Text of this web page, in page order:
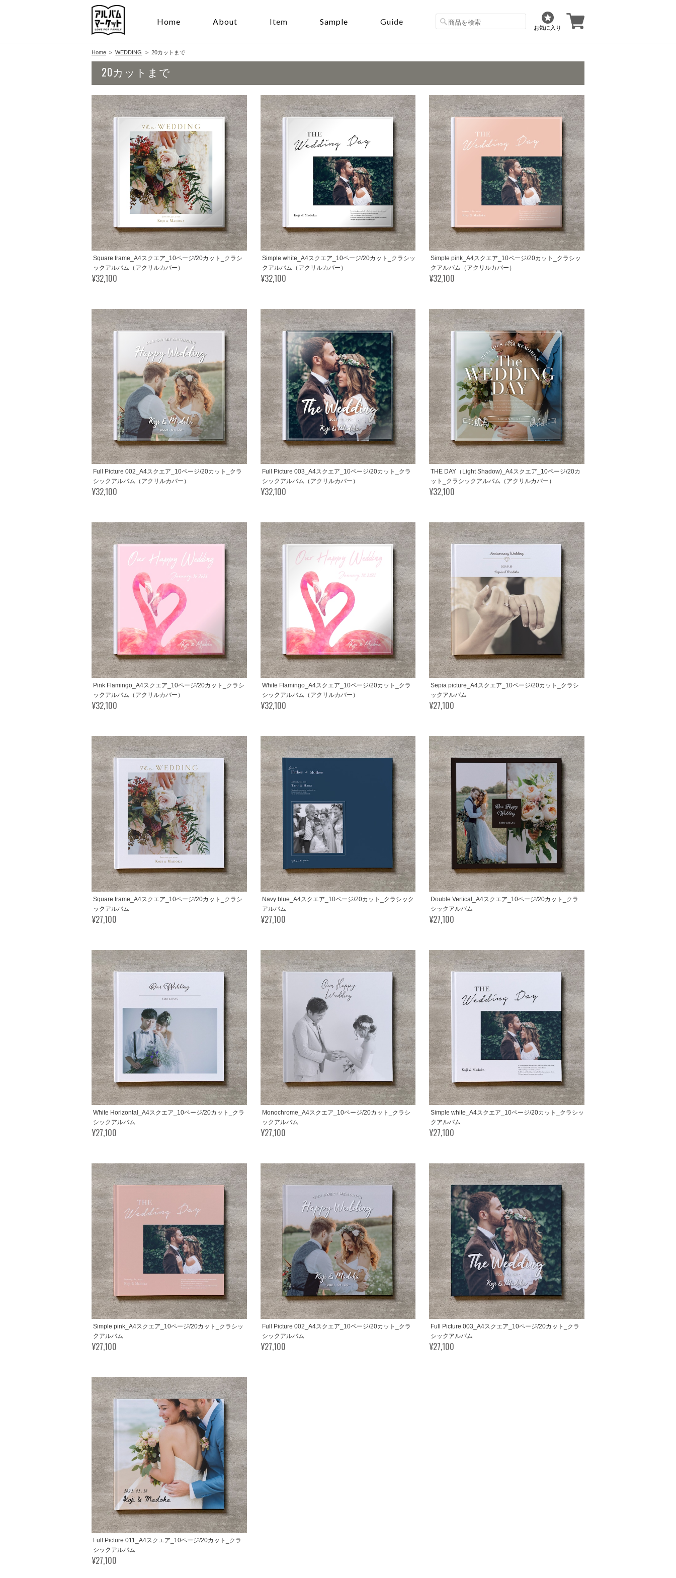
Home About Item Sample Guide
お気に入り
Home WEDDING 20カットまで
20カットまで
Square frame_A4スクエア_10ページ/20カット_クラシ
ックアルバム（アクリルカバー）
¥32,100
Simple white_A4スクエア_10ページ/20カット_クラシッ
クアルバム（アクリルカバー）
¥32,100
Simple pink_A4スクエア_10ページ/20カット_クラシッ
クアルバム（アクリルカバー）
¥32,100
Full Picture 002_A4スクエア_10ページ/20カット_クラ
シックアルバム（アクリルカバー）
¥32,100
Full Picture 003_A4スクエア_10ページ/20カット_クラ
シックアルバム（アクリルカバー）
¥32,100
THE DAY（Light Shadow)_A4スクエア_10ページ/20カ
ット_クラシックアルバム（アクリルカバー）
¥32,100
Pink Flamingo_A4スクエア_10ページ/20カット_クラシ
ックアルバム（アクリルカバー）
¥32,100
White Flamingo_A4スクエア_10ページ/20カット_クラ
シックアルバム（アクリルカバー）
¥32,100
Sepia picture_A4スクエア_10ページ/20カット_クラシ
ックアルバム
¥27,100
Square frame_A4スクエア_10ページ/20カット_クラシ
ックアルバム
¥27,100
Navy blue_A4スクエア_10ページ/20カット_クラシック
アルバム
¥27,100
Double Vertical_A4スクエア_10ページ/20カット_クラ
シックアルバム
¥27,100
White Horizontal_A4スクエア_10ページ/20カット_クラ
シックアルバム
¥27,100
Monochrome_A4スクエア_10ページ/20カット_クラシ
ックアルバム
¥27,100
Simple white_A4スクエア_10ページ/20カット_クラシッ
クアルバム
¥27,100
Simple pink_A4スクエア_10ページ/20カット_クラシッ
クアルバム
¥27,100
Full Picture 002_A4スクエア_10ページ/20カット_クラ
シックアルバム
¥27,100
Full Picture 003_A4スクエア_10ページ/20カット_クラ
シックアルバム
¥27,100
Full Picture 011_A4スクエア_10ページ/20カット_クラ
シックアルバム
¥27,100